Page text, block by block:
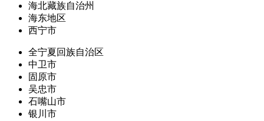
海北藏族自治州
海东地区
西宁市
全宁夏回族自治区
中卫市
固原市
吴忠市
石嘴山市
银川市